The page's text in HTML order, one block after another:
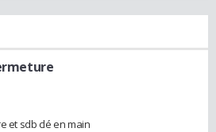
et sdb clé en main